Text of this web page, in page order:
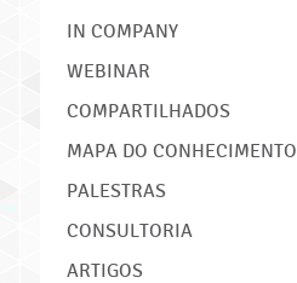
IN COMPANY
WEBINAR
COMPARTILHADOS
MAPA DO CONHECIMENTO
PALESTRAS
CONSULTORIA
ARTIGOS